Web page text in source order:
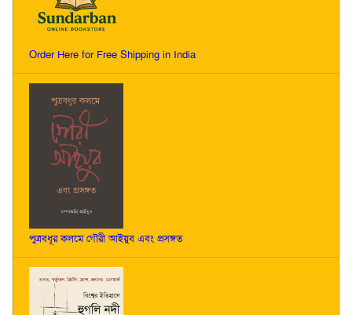
Order Here for Free Shipping in India
পুত্রবধূর কলমে গৌরী আইয়ুব এবং প্রসঙ্গত